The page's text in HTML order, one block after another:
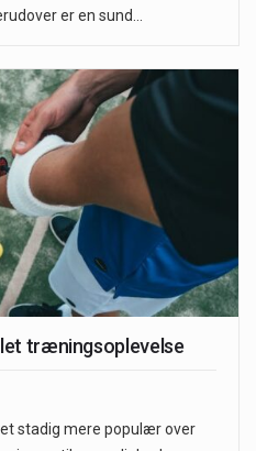
er en sund…
træningsoplevelse
stadig mere populær over